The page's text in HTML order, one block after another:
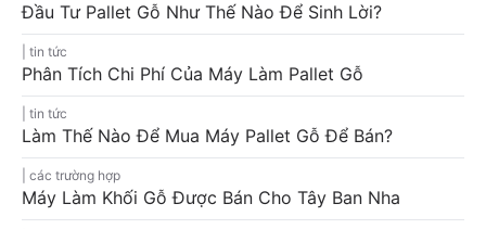
Đầu Tư Pallet Gỗ Như Thế Nào Để Sinh Lời?
tin tức
Phân Tích Chi Phí Của Máy Làm Pallet Gỗ
tin tức
Làm Thế Nào Để Mua Máy Pallet Gỗ Để Bán?
các trường hợp
Máy Làm Khối Gỗ Được Bán Cho Tây Ban Nha